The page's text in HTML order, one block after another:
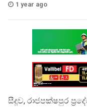
1 year ago
සීදූව, රාජපක්ෂපුර